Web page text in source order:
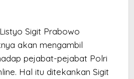
Sigit Prabowo
akan mengambil
pejabat-pejabat Polri
Hal itu ditekankan Sigit